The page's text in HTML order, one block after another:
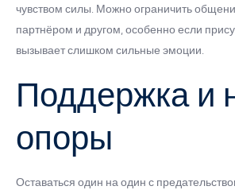
чувством силы. Можно ограничить
партнёром и другом, особенно если
вызывает слишком сильные эмоции.
Поддержка и
опоры
Оставаться один на один с